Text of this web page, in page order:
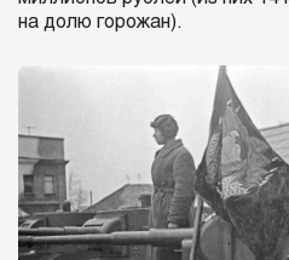
на долю горожан).